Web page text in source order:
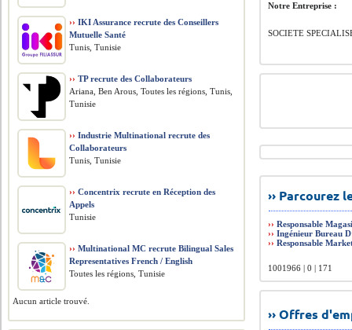
Notre Entreprise :
SOCIETE
››
››Responsable
››Ingénieur Bureau
››Responsable
1001966 | 0 | 171
›› Offres
›› IKI Assurance recrute des Conseillers
Mutuelle Santé
Tunis, Tunisie
›› TP recrute des Collaborateurs
Ariana, Ben Arous, Toutes les régions, Tunis,
Tunisie
›› Industrie Multinational recrute des
Collaborateurs
Tunis, Tunisie
›› Concentrix recrute en Réception des
Appels
Tunisie
›› Multinational MC recrute Bilingual Sales
Representatives French / English
Toutes les régions, Tunisie
Aucun article trouvé.